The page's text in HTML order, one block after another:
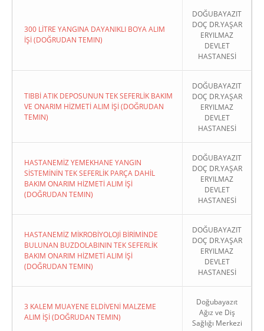
300 LİTRE YANGINA DAYANIKLI BOYA ALIM
İŞİ (DOĞRUDAN TEMIN)
DOĞUBAYAZIT
DOÇ DR.YAŞAR
ERYILMAZ
DEVLET
HASTANESİ
TIBBİ ATIK DEPOSUNUN TEK SEFERLİK BAKIM
VE ONARIM HİZMETİ ALIM İŞİ (DOĞRUDAN
TEMIN)
DOĞUBAYAZIT
DOÇ DR.YAŞAR
ERYILMAZ
DEVLET
HASTANESİ
HASTANEMİZ YEMEKHANE YANGIN
SİSTEMİNİN TEK SEFERLİK PARÇA DAHİL
BAKIM ONARIM HİZMETİ ALIM İŞİ
(DOĞRUDAN TEMIN)
DOĞUBAYAZIT
DOÇ DR.YAŞAR
ERYILMAZ
DEVLET
HASTANESİ
HASTANEMİZ MİKROBİYOLOJİ BİRİMİNDE
BULUNAN BUZDOLABININ TEK SEFERLİK
BAKIM ONARIM HİZMETİ ALIM İŞİ
(DOĞRUDAN TEMIN)
DOĞUBAYAZIT
DOÇ DR.YAŞAR
ERYILMAZ
DEVLET
HASTANESİ
3 KALEM MUAYENE ELDİVENİ MALZEME
ALIM İŞİ (DOĞRUDAN TEMIN)
Doğubayazıt
Ağız ve Diş
Sağlığı Merkezi